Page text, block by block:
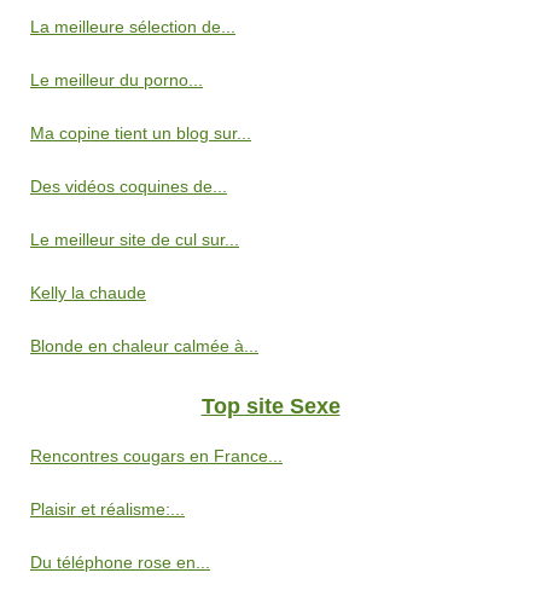
La meilleure sélection de...
Le meilleur du porno...
Ma copine tient un blog sur...
Des vidéos coquines de...
Le meilleur site de cul sur...
Kelly la chaude
Blonde en chaleur calmée à...
Top site Sexe
Rencontres cougars en France...
Plaisir et réalisme:...
Du téléphone rose en...